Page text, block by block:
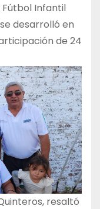
Fútbol Infantil
desarrolló en
de 24
resaltó